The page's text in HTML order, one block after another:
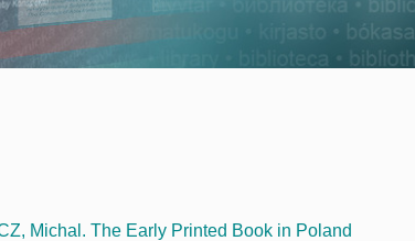
Michal. The Early Printed Book in Poland